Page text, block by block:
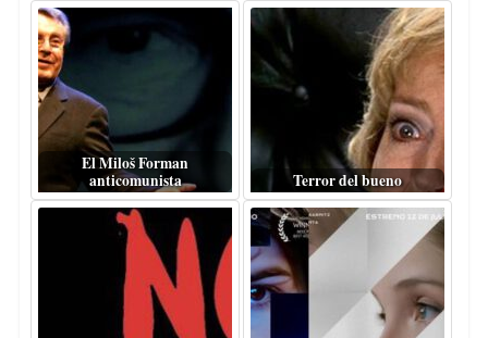
El Miloš Forman
anticomunista
Terror del bueno